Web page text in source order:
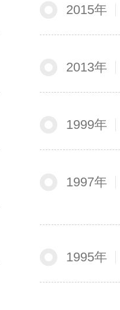
2015年
2013年
1999年
1997年
1995年